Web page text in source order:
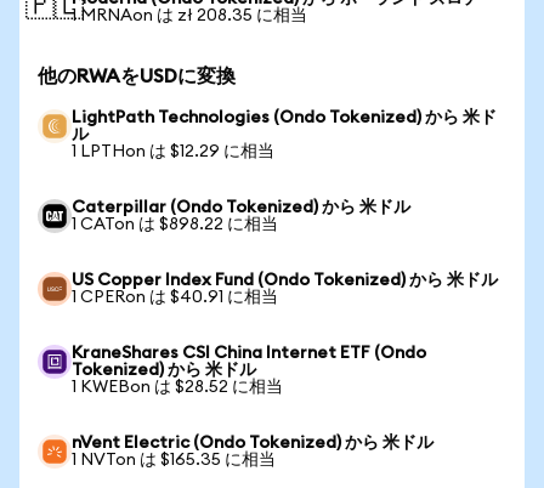
🇵🇱1 MRNAon は zł 208.35 に相当
他のRWAをUSDに変換
LightPath Technologies (Ondo Tokenized) から 米ド
ル
1 LPTHon は $12.29 に相当
Caterpillar (Ondo Tokenized) から 米ドル
1 CATon は $898.22 に相当
US Copper Index Fund (Ondo Tokenized) から 米ドル
1 CPERon は $40.91 に相当
KraneShares CSI China Internet ETF (Ondo
Tokenized) から 米ドル
1 KWEBon は $28.52 に相当
nVent Electric (Ondo Tokenized) から 米ドル
1 NVTon は $165.35 に相当